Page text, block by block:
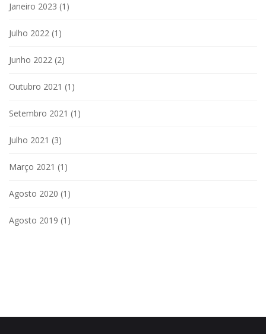
Janeiro 2023 (1)
Julho 2022 (1)
Junho 2022 (2)
Outubro 2021 (1)
Setembro 2021 (1)
Julho 2021 (3)
Março 2021 (1)
Agosto 2020 (1)
Agosto 2019 (1)